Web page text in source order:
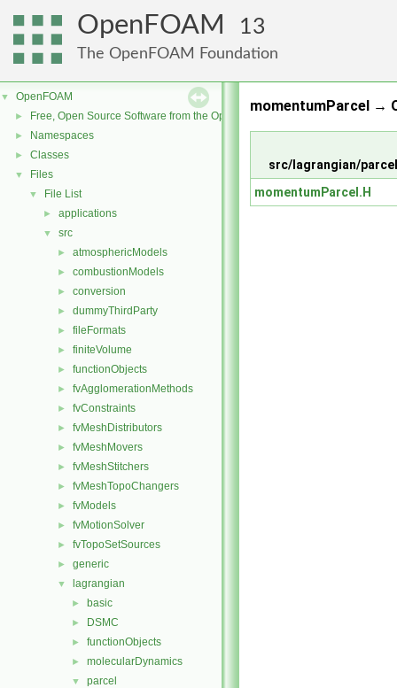
OpenFOAM 13
The OpenFOAM Foundation
▼ OpenFOAM
► Free, Open Source Software from the OpenFOAM Foundation
► Namespaces
► Classes
▼ Files
▼ File List
► applications
▼ src
► atmosphericModels
► combustionModels
► conversion
► dummyThirdParty
► fileFormats
► finiteVolume
► functionObjects
► fvAgglomerationMethods
► fvConstraints
► fvMeshDistributors
► fvMeshMovers
► fvMeshStitchers
► fvMeshTopoChangers
► fvModels
► fvMotionSolver
► fvTopoSetSources
► generic
▼ lagrangian
► basic
► DSMC
► functionObjects
► molecularDynamics
▼ parcel
momentumParcel →
src/lagrangian/
momentumParcel.H